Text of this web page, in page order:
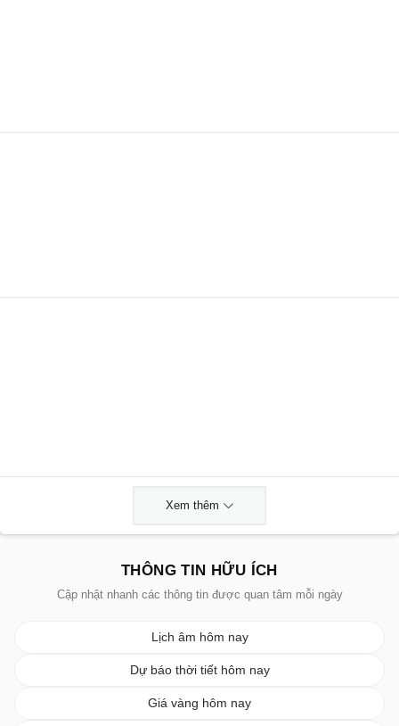
Xem thêm
THÔNG TIN HỮU ÍCH
Cập nhật nhanh các thông tin được quan tâm mỗi ngày
Lịch âm hôm nay
Dự báo thời tiết hôm nay
Giá vàng hôm nay